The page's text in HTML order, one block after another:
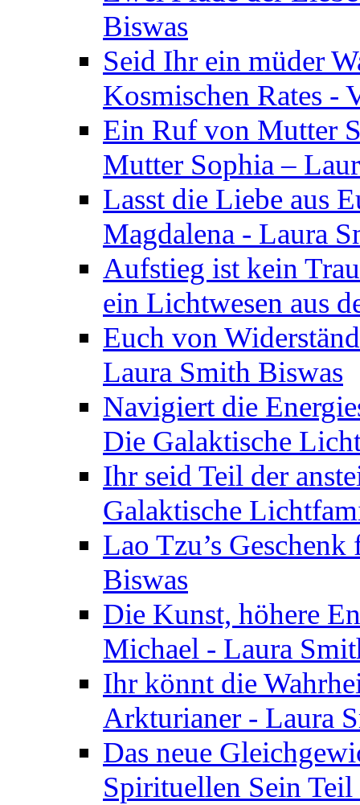
Biswas
Seid Ihr ein müder
Kosmischen Rates -
Ein Ruf von Mutter
Mutter Sophia –
Lasst die Liebe aus
Magdalena - Laura
Aufstieg ist kein
ein Lichtwesen aus
Euch von
Laura Smith Biswas
Navigiert die
Die Galaktische
Ihr seid Teil der
Galaktische
Lao Tzu’s
Biswas
Die Kunst, höhere
Michael - Laura
Ihr könnt die
Arkturianer - Laura
Das neue
Spirituellen Sein